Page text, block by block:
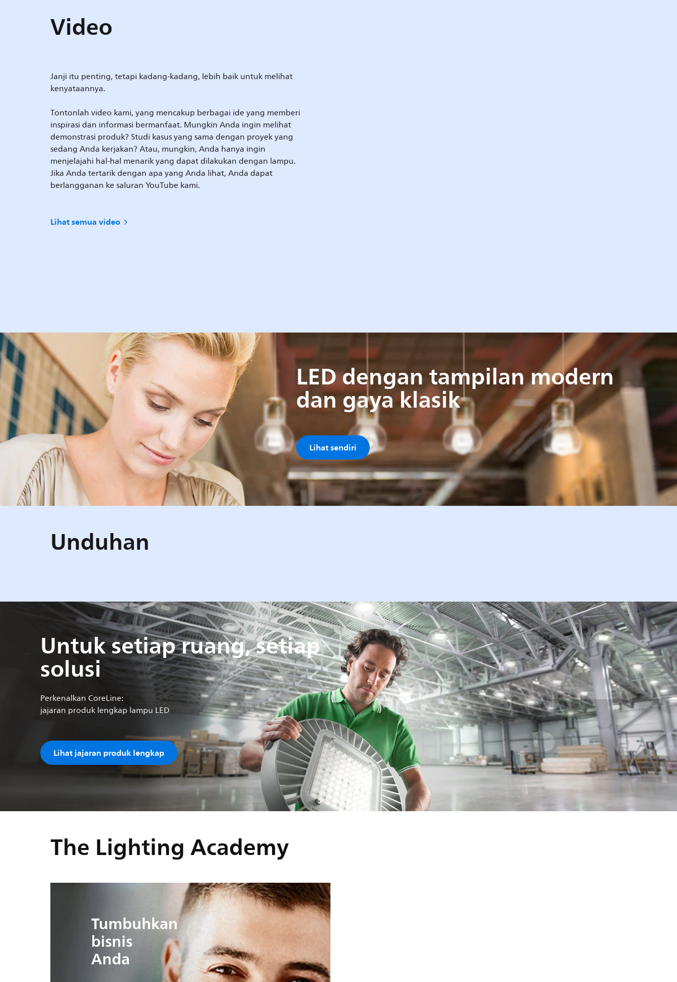
Video
Janji itu penting, tetapi kadang-kadang, lebih baik untuk melihat
kenyataannya.
Tontonlah video kami, yang mencakup berbagai ide yang memberi
inspirasi dan informasi bermanfaat. Mungkin Anda ingin melihat
demonstrasi produk? Studi kasus yang sama dengan proyek yang
sedang Anda kerjakan? Atau, mungkin, Anda hanya ingin
menjelajahi hal-hal menarik yang dapat dilakukan dengan lampu.
Jika Anda tertarik dengan apa yang Anda lihat, Anda dapat
berlangganan ke saluran YouTube kami.
Lihat semua video
LED dengan tampilan modern
dan gaya klasik
Lihat sendiri
Unduhan
Untuk setiap ruang, setiap
solusi
Perkenalkan CoreLine:
jajaran produk lengkap lampu LED
Lihat jajaran produk lengkap
The Lighting Academy
Tumbuhkan
bisnis
Anda